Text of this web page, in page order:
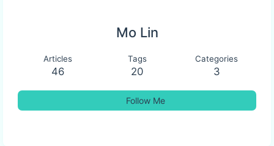
Mo Lin
Articles
46
Tags
20
Categories
3
Follow Me